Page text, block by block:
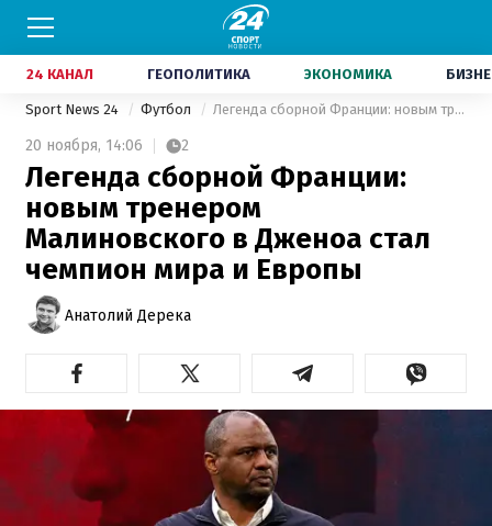
24 КАНАЛ ГЕОПОЛИТИКА ЭКОНОМИКА
Sport News 24 Футбол Легенда сборной Франции: новым тренером Малиновского в Дженоа стал чемпион мира и Европы
20 ноября, 14:06 2
Легенда сборной Франции:
новым тренером
Малиновского в Дженоа стал
чемпион мира и Европы
Анатолий Дерека